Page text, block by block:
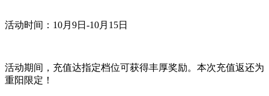
活动时间：10月9日-10月15日
活动期间，充值达指定档位可获得丰厚奖励。本次充值返还为
重阳限定！